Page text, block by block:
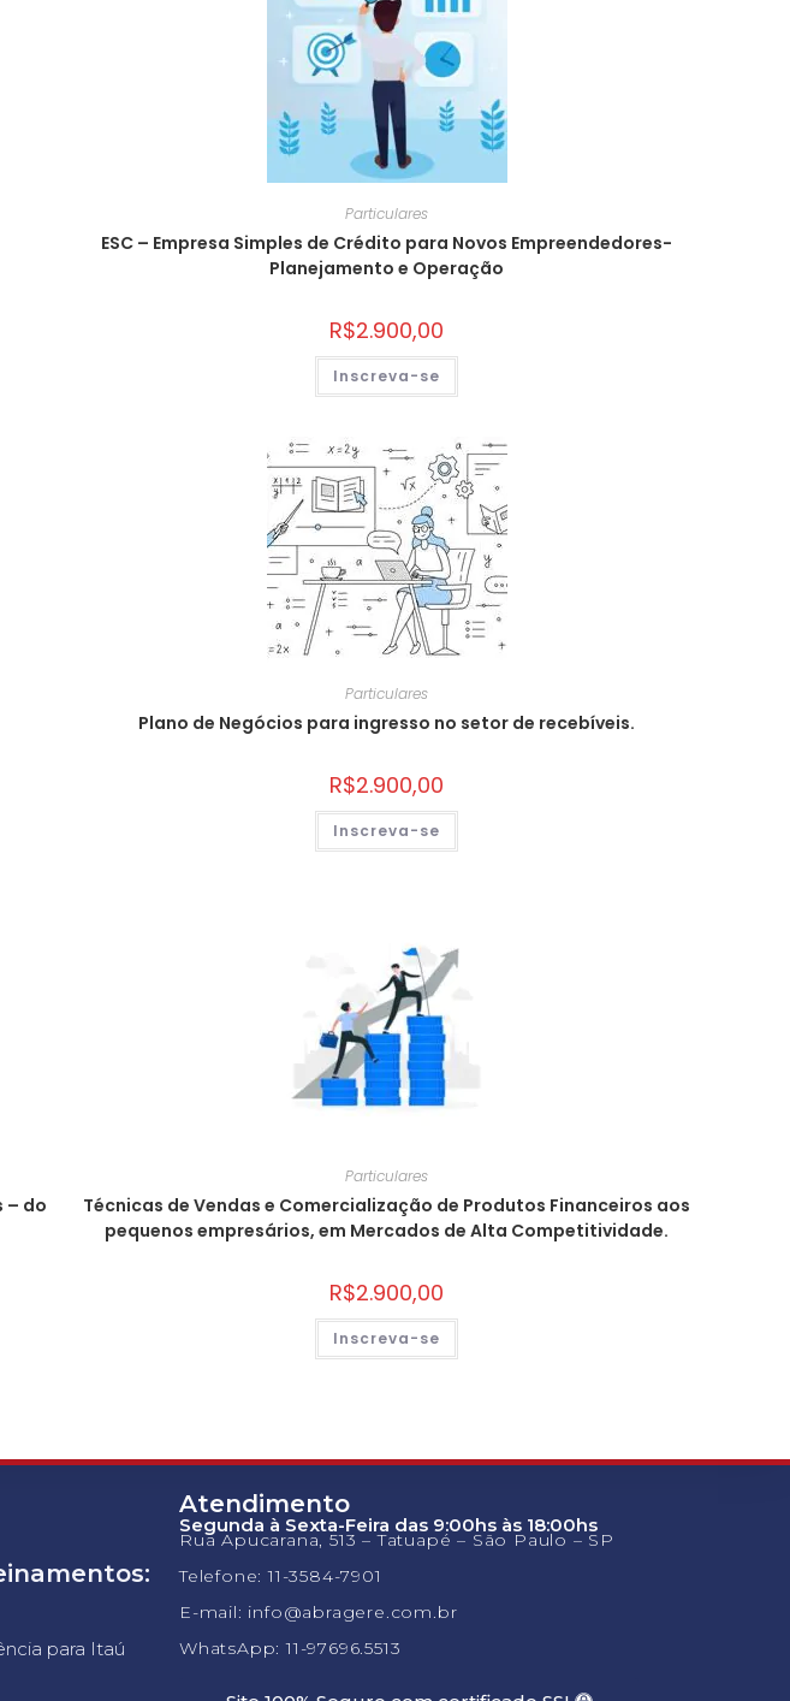
Particulares
ESC – Empresa Simples de Crédito para Novos Empreendedores-
Planejamento e Operação
R$2.900,00
Inscreva-se
Particulares
Plano de Negócios para ingresso no setor de recebíveis.
R$2.900,00
Inscreva-se
– do
Particulares
Técnicas de Vendas e Comercialização de Produtos Financeiros aos
pequenos empresários, em Mercados de Alta Competitividade.
R$2.900,00
Inscreva-se
para Itaú
Atendimento
Segunda à Sexta-Feira das 9:00hs às 18:00hs
Rua Apucarana, 513 – Tatuapé – São Paulo – SP
Telefone: 11-3584-7901
E-mail: info@abragere.com.br
WhatsApp: 11-97696.5513